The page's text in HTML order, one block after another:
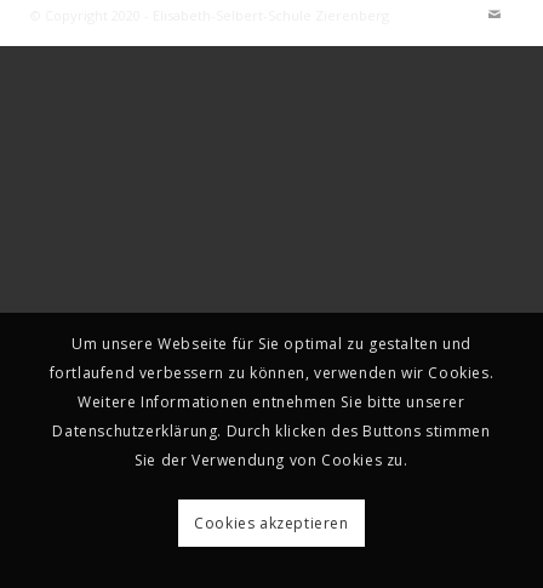
Um unsere Webseite für Sie optimal zu gestalten und
fortlaufend verbessern zu können, verwenden wir Cookies.
Weitere Informationen entnehmen Sie bitte unserer
Datenschutzerklärung. Durch klicken des Buttons stimmen
Sie der Verwendung von Cookies zu.
Cookies akzeptieren